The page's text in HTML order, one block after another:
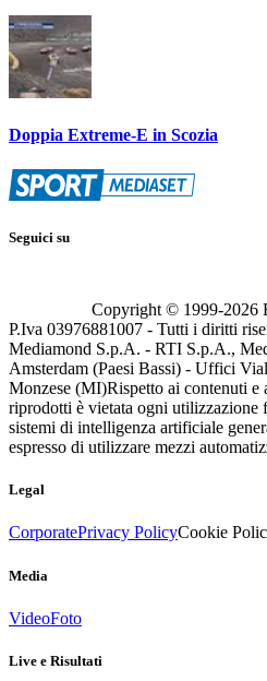
Doppia Extreme-E in Scozia
Seguici su
Copyright © 1999-2026
P.Iva 03976881007 - Tutti i diritti
Mediamond S.p.A. - RTI S.p.A.,
Amsterdam (Paesi Bassi) - Uffici
Monzese (MI)Rispetto ai contenuti e
riprodotti è vietata ogni utilizzazione
sistemi di intelligenza artificiale
espresso di utilizzare mezzi
Legal
CorporatePrivacy PolicyCookie
Media
VideoFoto
Live e Risultati